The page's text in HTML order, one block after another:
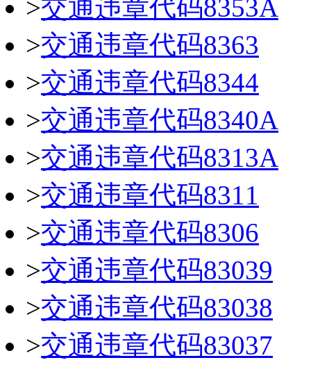
>交通违章代码8353A
>交通违章代码8363
>交通违章代码8344
>交通违章代码8340A
>交通违章代码8313A
>交通违章代码8311
>交通违章代码8306
>交通违章代码83039
>交通违章代码83038
>交通违章代码83037